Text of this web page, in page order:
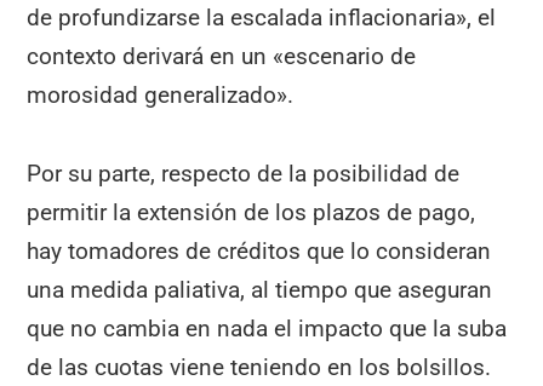
de profundizarse la escalada inflacionaria», el
contexto derivará en un «escenario de
morosidad generalizado».
Por su parte, respecto de la posibilidad de
permitir la extensión de los plazos de pago,
hay tomadores de créditos que lo consideran
una medida paliativa, al tiempo que aseguran
que no cambia en nada el impacto que la suba
de las cuotas viene teniendo en los bolsillos.